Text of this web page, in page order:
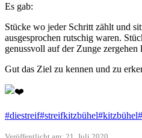
Es gab:
Stücke wo jeder Schritt zählt und
ausgesprochen rutschig waren.
genussvoll auf der Zunge zergehen
Gut das Ziel zu kennen und zu
#diestreif#streifkitzbühel#kitzbühel